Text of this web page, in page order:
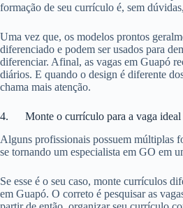
formação de seu currículo é, sem
Uma vez que, os modelos prontos
diferenciado e podem ser usados para
diferenciar. Afinal, as vagas em Guapó
diários. E quando o design é diferente
chama mais atenção.
4. Monte o currículo para a vaga ideal
Alguns profissionais possuem múltiplas
se tornando um especialista em GO em
Se esse é o seu caso, monte currículos
em Guapó. O correto é pesquisar as